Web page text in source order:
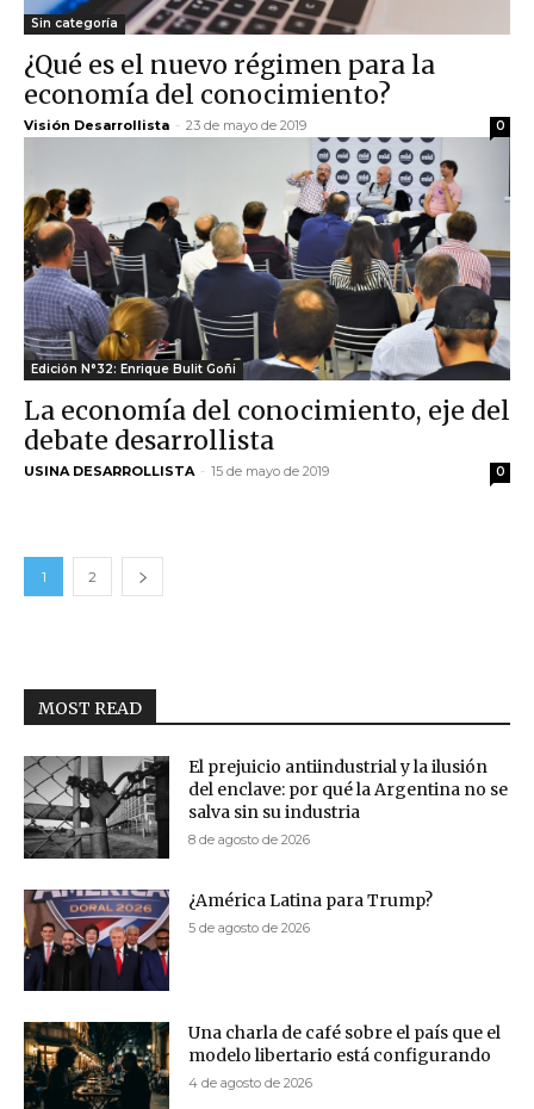
Sin categoría
¿Qué es el nuevo régimen para la
economía del conocimiento?
Visión Desarrollista - 23 de mayo de 2019 0
Edición N°32: Enrique Bulit Goñi
La economía del conocimiento, eje del
debate desarrollista
USINA DESARROLLISTA - 15 de mayo de 2019 0
1 2
MOST READ
El prejuicio antiindustrial y la ilusión
del enclave: por qué la Argentina no se
salva sin su industria
8 de agosto de 2026
¿América Latina para Trump?
5 de agosto de 2026
Una charla de café sobre el país que el
modelo libertario está configurando
4 de agosto de 2026